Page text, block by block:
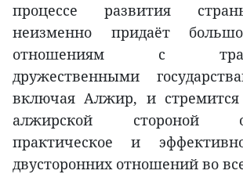
процессе развития
неизменно придаёт
отношениям с
дружественными
включая Алжир, и стремится
алжирской стороной
практическое и
двусторонних отношений во